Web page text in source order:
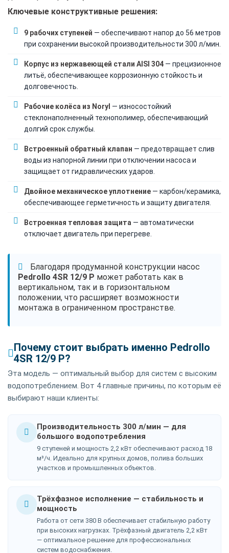
Ключевые конструктивные решения:
9 рабочих ступеней — обеспечивают напор до 56 метров
при сохранении высокой производительности 300 л/мин.
Корпус из нержавеющей стали AISI 304 — прецизионное
литьё, обеспечивающее коррозионную стойкость и
долговечность.
Рабочие колёса из Noryl — износостойкий
стеклонаполненный технополимер, обеспечивающий
долгий срок службы.
Встроенный обратный клапан — предотвращает слив
воды из напорной линии при отключении насоса и
защищает от гидравлических ударов.
Двойное механическое уплотнение — карбон/керамика,
обеспечивающее герметичность и защиту двигателя.
Встроенная тепловая защита — автоматически
отключает двигатель при перегреве.
Благодаря продуманной конструкции насос
Pedrollo 4SR 12/9 P может работать как в
вертикальном, так и в горизонтальном
положении, что расширяет возможности
монтажа в ограниченном пространстве.
Почему стоит выбрать именно Pedrollo
4SR 12/9 P?
Эта модель — оптимальный выбор для систем с высоким
водопотреблением. Вот 4 главные причины, по которым её
выбирают наши клиенты:
Производительность 300 л/мин — для
большого водопотребления
9 ступеней и мощность 2,2 кВт обеспечивают расход 18
м³/ч. Идеально для крупных домов, полива больших
участков и промышленных объектов.
Трёхфазное исполнение — стабильность и
мощность
Работа от сети 380 В обеспечивает стабильную работу
при высоких нагрузках. Трёхфазный двигатель 2,2 кВт
— оптимальное решение для профессиональных
систем водоснабжения.